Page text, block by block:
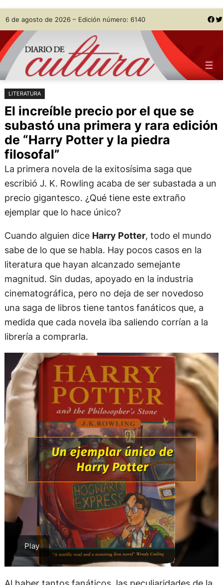
Saltar
al
contenido
Skip
to
content
6 de agosto de 2026 – Edición número: 6140 Facebook Twitter
LITERATURA
El increíble precio por el que se
subastó una primera y rara edición
de “Harry Potter y la piedra
filosofal”
La primera novela de la exitosísima saga que
escribió J. K. Rowling acaba de ser subastada a un
precio gigantesco. ¿Qué tiene este extraño
ejemplar que lo hace único?
Cuando alguien dice Harry Potter, todo el mundo
sabe de lo que se habla. Hay pocos casos en la
literatura que hayan alcanzado semejante
magnitud. Sin dudas, apoyado en la industria
cinematográfica, pero no deja de ser novedoso
una saga de libros tiene tantos fanáticos que, a
medida que cada novela iba saliendo corrían a la
librería a comprarla.